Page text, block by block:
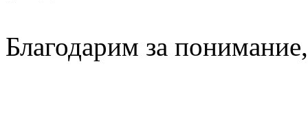
Благодарим за